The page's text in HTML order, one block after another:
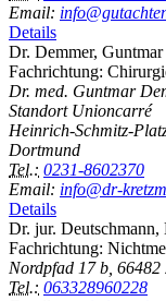
Email:
Details
Dr. Demmer, Guntmar
Fachrichtung:
Dr. med. Guntmar
Standort Unioncarré
Heinrich-Schmitz-
Dortmund
Tel.: 0231-8602370
Email: info@dr-
Details
Dr. jur. Deutschmann,
Fachrichtung:
Nordpfad 17 b, 66482
Tel.: 063328960228